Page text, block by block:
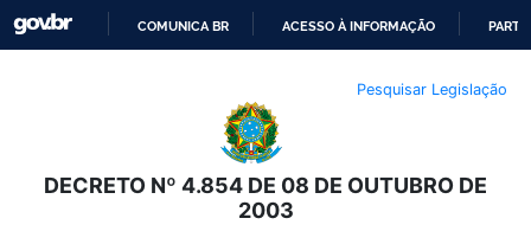
O
CONTEÚDO
COMUNICA BR ACESSO À INFORMAÇÃO
Pesquisar Legislação
DECRETO Nº 4.854 DE 08 DE OUTUBRO DE
2003